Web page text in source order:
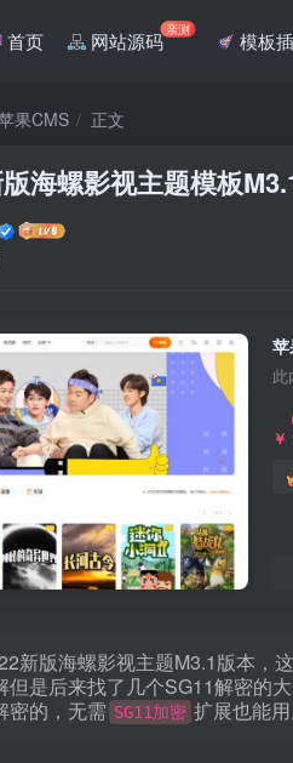
首页 网站源码亲测 模板
果CMS 正文
海螺影视主题模板
此
￥
新版海螺影视主题M3.1版本，
但是后来找了几个SG11解密的
密的，无需 SG11加密 扩展也能用